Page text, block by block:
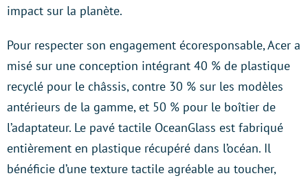
impact sur la planète.
Pour respecter son engagement écoresponsable, Acer a
misé sur une conception intégrant 40 % de plastique
recyclé pour le châssis, contre 30 % sur les modèles
antérieurs de la gamme, et 50 % pour le boîtier de
l’adaptateur. Le pavé tactile OceanGlass est fabriqué
entièrement en plastique récupéré dans l’océan. Il
bénéficie d’une texture tactile agréable au toucher,